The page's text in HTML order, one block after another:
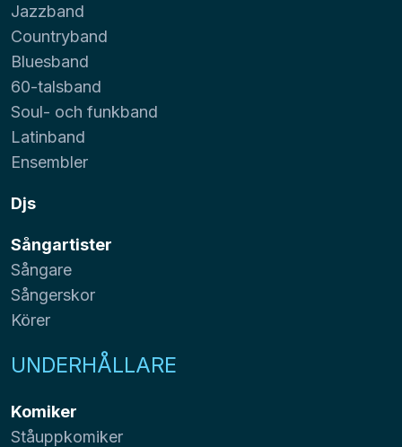
Jazzband
Countryband
Bluesband
60-talsband
Soul- och funkband
Latinband
Ensembler
Djs
Sångartister
Sångare
Sångerskor
Körer
UNDERHÅLLARE
Komiker
Ståuppkomiker